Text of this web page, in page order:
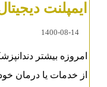
ایمپلنت
1400-08-14
امروزه بیشتر
از خدمات یا درمان